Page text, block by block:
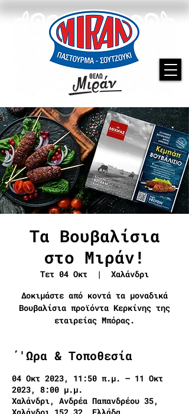
Τα Βουβαλίσια
στο Μιράν!
Τετ 04 Οκτ
  |
Χαλάνδρι
Δοκιμάστε από κοντά τα μοναδικά
Βουβαλίσια προϊόντα Κερκίνης της
εταιρείας Μπόρας.
΄'Ωρα & Τοποθεσία
04 Οκτ 2023, 11:50 π.μ. – 11 Οκτ
2023, 8:00 μ.μ.
Χαλάνδρι, Ανδρέα Παπανδρέου 35,